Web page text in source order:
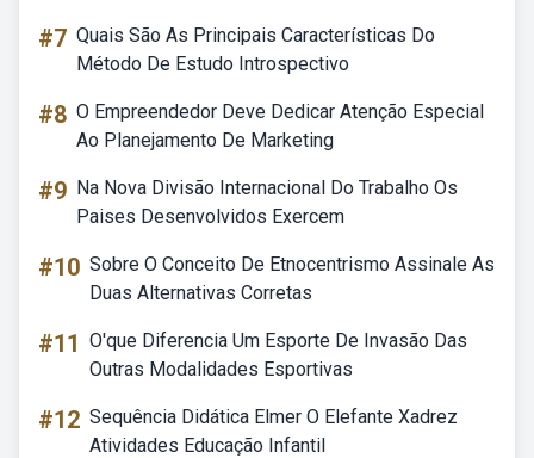
#7 Quais São As Principais Características Do
Método De Estudo Introspectivo
#8 O Empreendedor Deve Dedicar Atenção Especial
Ao Planejamento De Marketing
#9 Na Nova Divisão Internacional Do Trabalho Os
Paises Desenvolvidos Exercem
#10 Sobre O Conceito De Etnocentrismo Assinale As
Duas Alternativas Corretas
#11 O'que Diferencia Um Esporte De Invasão Das
Outras Modalidades Esportivas
#12 Sequência Didática Elmer O Elefante Xadrez
Atividades Educação Infantil